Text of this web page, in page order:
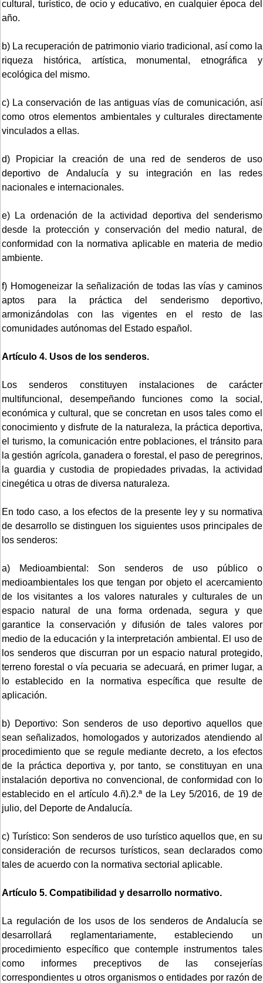
cultural, turístico, de ocio y educativo, en cualquier época del
año.
b) La recuperación de patrimonio viario tradicional, así como la
riqueza histórica, artística, monumental, etnográfica y
ecológica del mismo.
c) La conservación de las antiguas vías de comunicación, así
como otros elementos ambientales y culturales directamente
vinculados a ellas.
d) Propiciar la creación de una red de senderos de uso
deportivo de Andalucía y su integración en las redes
nacionales e internacionales.
e) La ordenación de la actividad deportiva del senderismo
desde la protección y conservación del medio natural, de
conformidad con la normativa aplicable en materia de medio
ambiente.
f) Homogeneizar la señalización de todas las vías y caminos
aptos para la práctica del senderismo deportivo,
armonizándolas con las vigentes en el resto de las
comunidades autónomas del Estado español.
Artículo 4. Usos de los senderos.
Los senderos constituyen instalaciones de carácter
multifuncional, desempeñando funciones como la social,
económica y cultural, que se concretan en usos tales como el
conocimiento y disfrute de la naturaleza, la práctica deportiva,
el turismo, la comunicación entre poblaciones, el tránsito para
la gestión agrícola, ganadera o forestal, el paso de peregrinos,
la guardia y custodia de propiedades privadas, la actividad
cinegética u otras de diversa naturaleza.
En todo caso, a los efectos de la presente ley y su normativa
de desarrollo se distinguen los siguientes usos principales de
los senderos:
a) Medioambiental: Son senderos de uso público o
medioambientales los que tengan por objeto el acercamiento
de los visitantes a los valores naturales y culturales de un
espacio natural de una forma ordenada, segura y que
garantice la conservación y difusión de tales valores por
medio de la educación y la interpretación ambiental. El uso de
los senderos que discurran por un espacio natural protegido,
terreno forestal o vía pecuaria se adecuará, en primer lugar, a
lo establecido en la normativa específica que resulte de
aplicación.
b) Deportivo: Son senderos de uso deportivo aquellos que
sean señalizados, homologados y autorizados atendiendo al
procedimiento que se regule mediante decreto, a los efectos
de la práctica deportiva y, por tanto, se constituyan en una
instalación deportiva no convencional, de conformidad con lo
establecido en el artículo 4.ñ).2.ª de la Ley 5/2016, de 19 de
julio, del Deporte de Andalucía.
c) Turístico: Son senderos de uso turístico aquellos que, en su
consideración de recursos turísticos, sean declarados como
tales de acuerdo con la normativa sectorial aplicable.
Artículo 5. Compatibilidad y desarrollo normativo.
La regulación de los usos de los senderos de Andalucía se
desarrollará reglamentariamente, estableciendo un
procedimiento específico que contemple instrumentos tales
como informes preceptivos de las consejerías
correspondientes u otros organismos o entidades por razón de